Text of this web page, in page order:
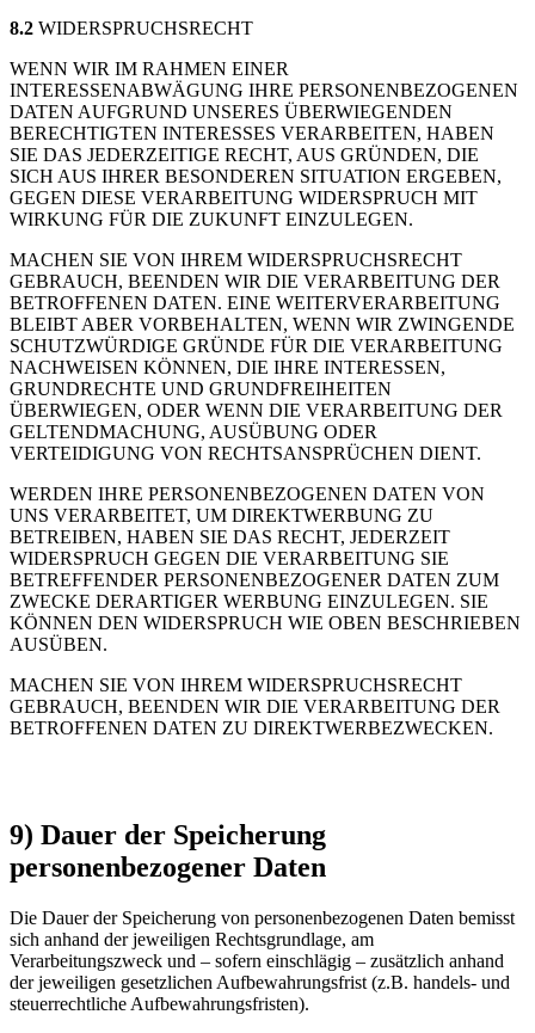
8.2 WIDERSPRUCHSRECHT
WENN WIR IM RAHMEN EINER
INTERESSENABWÄGUNG IHRE PERSONENBEZOGENEN
DATEN AUFGRUND UNSERES ÜBERWIEGENDEN
BERECHTIGTEN INTERESSES VERARBEITEN, HABEN
SIE DAS JEDERZEITIGE RECHT, AUS GRÜNDEN, DIE
SICH AUS IHRER BESONDEREN SITUATION ERGEBEN,
GEGEN DIESE VERARBEITUNG WIDERSPRUCH MIT
WIRKUNG FÜR DIE ZUKUNFT EINZULEGEN.
MACHEN SIE VON IHREM WIDERSPRUCHSRECHT
GEBRAUCH, BEENDEN WIR DIE VERARBEITUNG DER
BETROFFENEN DATEN. EINE WEITERVERARBEITUNG
BLEIBT ABER VORBEHALTEN, WENN WIR ZWINGENDE
SCHUTZWÜRDIGE GRÜNDE FÜR DIE VERARBEITUNG
NACHWEISEN KÖNNEN, DIE IHRE INTERESSEN,
GRUNDRECHTE UND GRUNDFREIHEITEN
ÜBERWIEGEN, ODER WENN DIE VERARBEITUNG DER
GELTENDMACHUNG, AUSÜBUNG ODER
VERTEIDIGUNG VON RECHTSANSPRÜCHEN DIENT.
WERDEN IHRE PERSONENBEZOGENEN DATEN VON
UNS VERARBEITET, UM DIREKTWERBUNG ZU
BETREIBEN, HABEN SIE DAS RECHT, JEDERZEIT
WIDERSPRUCH GEGEN DIE VERARBEITUNG SIE
BETREFFENDER PERSONENBEZOGENER DATEN ZUM
ZWECKE DERARTIGER WERBUNG EINZULEGEN. SIE
KÖNNEN DEN WIDERSPRUCH WIE OBEN BESCHRIEBEN
AUSÜBEN.
MACHEN SIE VON IHREM WIDERSPRUCHSRECHT
GEBRAUCH, BEENDEN WIR DIE VERARBEITUNG DER
BETROFFENEN DATEN ZU DIREKTWERBEZWECKEN.
9) Dauer der Speicherung
personenbezogener Daten
Die Dauer der Speicherung von personenbezogenen Daten bemisst
sich anhand der jeweiligen Rechtsgrundlage, am
Verarbeitungszweck und – sofern einschlägig – zusätzlich anhand
der jeweiligen gesetzlichen Aufbewahrungsfrist (z.B. handels- und
steuerrechtliche Aufbewahrungsfristen).